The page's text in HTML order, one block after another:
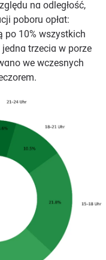
na odległość,
poboru opłat:
po 10% wszystkich
trzecia w porze
we wczesnych